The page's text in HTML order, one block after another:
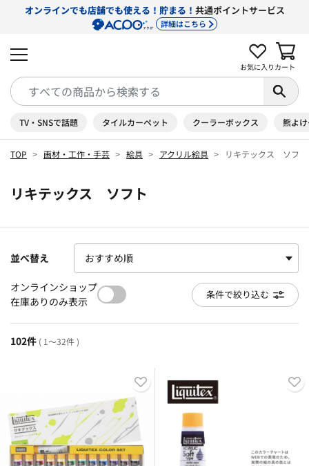
オンラインでも店舗でも使える！貯まる！ 共通ポイントサービス
詳細はこちら
お気に入り カート
TV・SNSで話題 タイルカーペット クーラーボックス 熊よ
TOP 画材・工作・手芸 絵具 アクリル絵具 リキテックス ソフト
リキテックス ソフト
並べ替え
オンラインショップ
在庫ありのみ表示
条件で絞り込む
102件 ( 1～32件 )